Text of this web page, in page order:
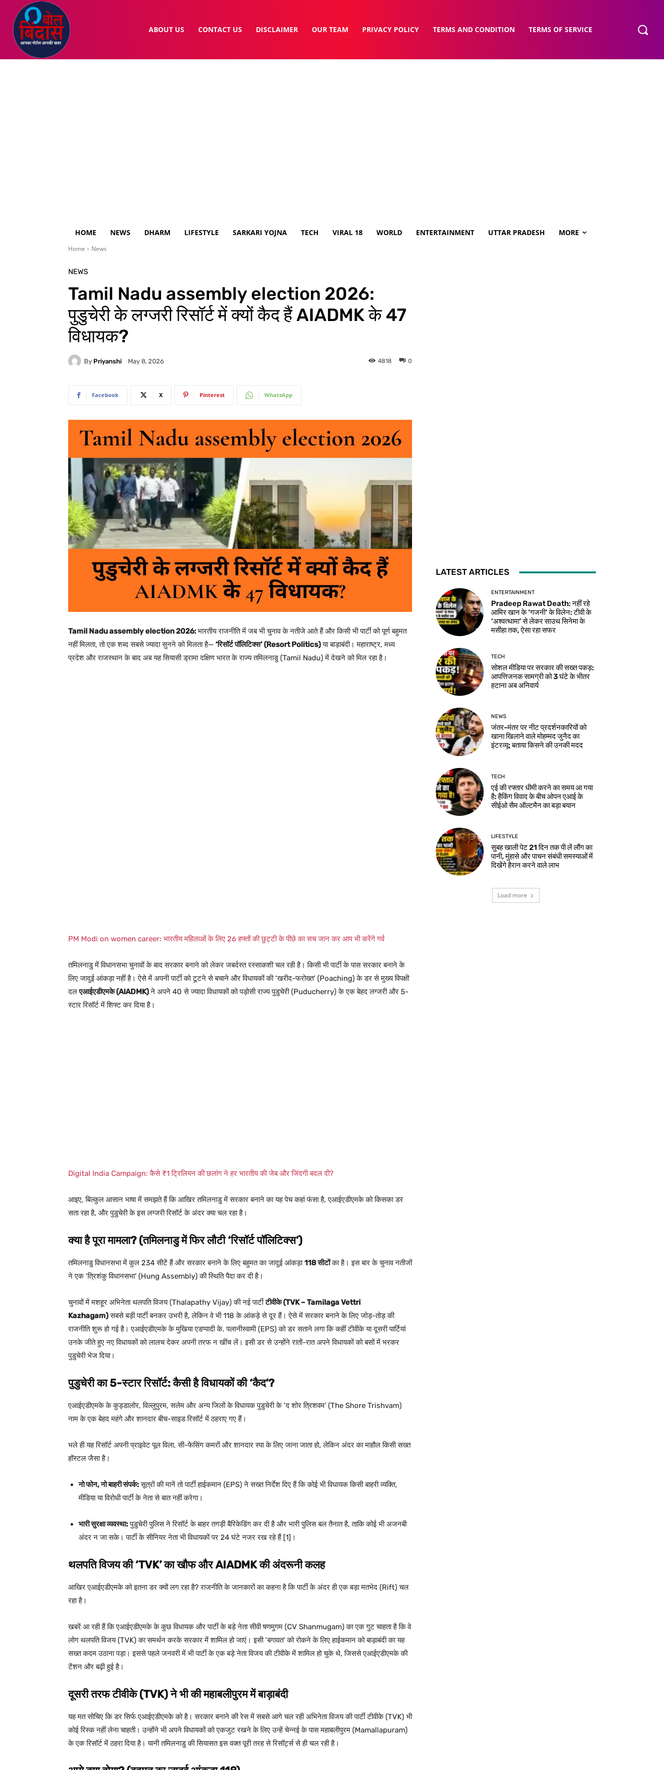
ABOUT US CONTACT US DISCLAIMER OUR TEAM PRIVACY POLICY TERMS AND CONDITION TERMS OF SERVICE
HOME NEWS DHARM LIFESTYLE SARKARI YOJNA TECH VIRAL 18 WORLD ENTERTAINMENT UTTAR PRADESH MORE
Home News
NEWS
Tamil Nadu assembly election 2026:
पुडुचेरी के लग्जरी रिसॉर्ट में क्यों कैद हैं AIADMK के 47
विधायक?
By Priyanshi May 8, 2026 0
4818
Facebook X Pinterest WhatsApp
Tamil Nadu assembly election 2026:भारतीय राजनीति में जब भी चुनाव के नतीजे आते हैं और किसी भी पार्टी को पूर्ण बहुमत
नहीं मिलता, तो एक शब्द सबसे ज्यादा सुनने को मिलता है— ‘रिसॉर्ट पॉलिटिक्स’ (Resort Politics)या बाड़ाबंदी। महाराष्ट्र, मध्य
प्रदेश और राजस्थान के बाद अब यह सियासी ड्रामा दक्षिण भारत के राज्य तमिलनाडु (Tamil Nadu) में देखने को मिल रहा है।
PM Modi on women career: भारतीय महिलाओं के लिए 26 हफ्तों की छुट्टी के पीछे का सच जान कर आप भी करेंगे गर्व
तमिलनाडु में विधानसभा चुनावों के बाद सरकार बनाने को लेकर जबर्दस्त रस्साकशी चल रही है। किसी भी पार्टी के पास सरकार बनाने के
लिए जादुई आंकड़ा नहीं है। ऐसे में अपनी पार्टी को टूटने से बचाने और विधायकों की ‘खरीद-फरोख्त’ (Poaching) के डर से मुख्य विपक्षी
दलएआईएडीएमके (AIADMK)ने अपने 40 से ज्यादा विधायकों को पड़ोसी राज्य पुडुचेरी (Puducherry) के एक बेहद लग्जरी और 5-
स्टार रिसॉर्ट में शिफ्ट कर दिया है।
Digital India Campaign: कैसे ₹1 ट्रिलियन की छलांग ने हर भारतीय की जेब और जिंदगी बदल दी?
आइए, बिल्कुल आसान भाषा में समझते हैं कि आखिर तमिलनाडु में सरकार बनाने का यह पेच कहां फंसा है, एआईएडीएमके को किसका डर
सता रहा है, और पुडुचेरी के इस लग्जरी रिसॉर्ट के अंदर क्या चल रहा है।
क्या है पूरा मामला? (तमिलनाडु में फिर लौटी ‘रिसॉर्ट पॉलिटिक्स’)
तमिलनाडु विधानसभा में कुल 234 सीटें हैं और सरकार बनाने के लिए बहुमत का जादुई आंकड़ा118 सीटोंका है। इस बार के चुनाव नतीजों
ने एक ‘त्रिशंकु विधानसभा’ (Hung Assembly) की स्थिति पैदा कर दी है।
चुनावों में मशहूर अभिनेता थलपति विजय (Thalapathy Vijay) की नई पार्टीटीवीके (TVK – Tamilaga Vettri
Kazhagam)सबसे बड़ी पार्टी बनकर उभरी है, लेकिन वे भी 118 के आंकड़े से दूर हैं। ऐसे में सरकार बनाने के लिए जोड़-तोड़ की
राजनीति शुरू हो गई है। एआईएडीएमके के मुखिया एडप्पादी के. पलानीस्वामी (EPS) को डर सताने लगा कि कहीं टीवीके या दूसरी पार्टियां
उनके जीते हुए नए विधायकों को लालच देकर अपनी तरफ न खींच लें। इसी डर से उन्होंने रातों-रात अपने विधायकों को बसों में भरकर
पुडुचेरी भेज दिया।
पुडुचेरी का 5-स्टार रिसॉर्ट: कैसी है विधायकों की ‘कैद’?
एआईएडीएमके के कुड्डालोर, विल्लुपुरम, सलेम और अन्य जिलों के विधायक पुडुचेरी के ‘द शोर त्रिशवम’ (The Shore Trishvam)
नाम के एक बेहद महंगे और शानदार बीच-साइड रिसॉर्ट में ठहराए गए हैं।
भले ही यह रिसॉर्ट अपनी प्राइवेट पूल विला, सी-फेसिंग कमरों और शानदार स्पा के लिए जाना जाता हो, लेकिन अंदर का माहौल किसी सख्त
हॉस्टल जैसा है।
नो फोन, नो बाहरी संपर्क:सूत्रों की मानें तो पार्टी हाईकमान (EPS) ने सख्त निर्देश दिए हैं कि कोई भी विधायक किसी बाहरी व्यक्ति,
मीडिया या विरोधी पार्टी के नेता से बात नहीं करेगा।
भारी सुरक्षा व्यवस्था:पुडुचेरी पुलिस ने रिसॉर्ट के बाहर तगड़ी बैरिकेडिंग कर दी है और भारी पुलिस बल तैनात है, ताकि कोई भी अजनबी
अंदर न जा सके। पार्टी के सीनियर नेता भी विधायकों पर 24 घंटे नजर रख रहे हैं [1]।
थलपति विजय की ‘TVK’ का खौफ और AIADMK की अंदरूनी कलह
आखिर एआईएडीएमके को इतना डर क्यों लग रहा है? राजनीति के जानकारों का कहना है कि पार्टी के अंदर ही एक बड़ा मतभेद (Rift) चल
रहा है।
खबरें आ रही हैं कि एआईएडीएमके के कुछ विधायक और पार्टी के बड़े नेता सीवी षणमुगम (CV Shanmugam) का एक गुट चाहता है कि वे
लोग थलपति विजय (TVK) का समर्थन करके सरकार में शामिल हो जाएं। इसी ‘बगावत’ को रोकने के लिए हाईकमान को बाड़ाबंदी का यह
सख्त कदम उठाना पड़ा। इससे पहले जनवरी में भी पार्टी के एक बड़े नेता विजय की टीवीके में शामिल हो चुके थे, जिससे एआईएडीएमके की
टेंशन और बढ़ी हुई है।
दूसरी तरफ टीवीके (TVK) ने भी की महाबलीपुरम में बाड़ाबंदी
यह मत सोचिए कि डर सिर्फ एआईएडीएमके को है। सरकार बनाने की रेस में सबसे आगे चल रही अभिनेता विजय की पार्टी टीवीके (TVK) भी
कोई रिस्क नहीं लेना चाहती। उन्होंने भी अपने विधायकों को एकजुट रखने के लिए उन्हें चेन्नई के पास महाबलीपुरम (Mamallapuram)
के एक रिसॉर्ट में ठहरा दिया है। यानी तमिलनाडु की सियासत इस वक्त पूरी तरह से रिसॉर्ट्स से ही चल रही है।
LATEST ARTICLES
ENTERTAINMENT
Pradeep Rawat Death: नहीं रहे
आमिर खान के ‘गजनी’ के विलेन: टीवी के
‘अश्वत्थामा’ से लेकर साउथ सिनेमा के
मसीहा तक, ऐसा रहा सफर
TECH
सोशल मीडिया पर सरकार की सख्त पकड़:
आपत्तिजनक सामग्री को 3 घंटे के भीतर
हटाना अब अनिवार्य
NEWS
जंतर-मंतर पर नीट प्रदर्शनकारियों को
खाना खिलाने वाले मोहम्मद जुनैद का
इंटरव्यू: बताया किसने की उनकी मदद
TECH
एई की रफ्तार धीमी करने का समय आ गया
है: हैकिंग विवाद के बीच ओपन एआई के
सीईओ सैम ऑल्टमैन का बड़ा बयान
LIFESTYLE
सुबह खाली पेट 21 दिन तक पी लें लौंग का
पानी, मुंहासे और पाचन संबंधी समस्याओं में
दिखेंगे हैरान करने वाले लाभ
Load more